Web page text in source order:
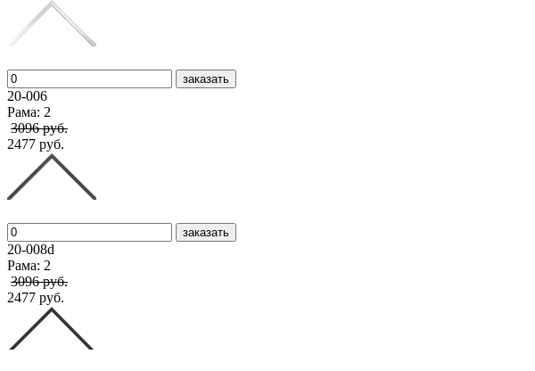
заказать
20-006
Рама: 2
3096 руб.
2477 руб.
заказать
20-008d
Рама: 2
3096 руб.
2477 руб.